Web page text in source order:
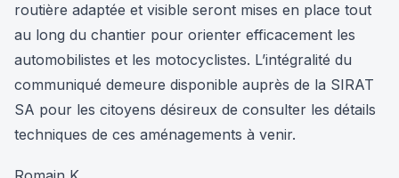
routière adaptée et visible seront mises en place tout
au long du chantier pour orienter efficacement les
automobilistes et les motocyclistes. L’intégralité du
communiqué demeure disponible auprès de la SIRAT
SA pour les citoyens désireux de consulter les détails
techniques de ces aménagements à venir.